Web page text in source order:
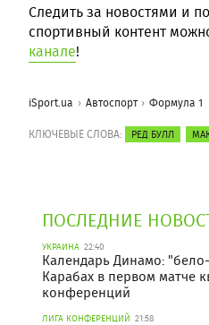
Следить за новостями и
спортивный контент
канале!
iSport.ua Автоспорт Формула 1
КЛЮЧЕВЫЕ СЛОВА: РЕД БУЛЛ
ПОСЛЕДНИЕ
УКРАИНА 22:40
Календарь Динамо:
Карабах в первом матче
конференций
ЛИГА КОНФЕРЕНЦИЙ 21:58